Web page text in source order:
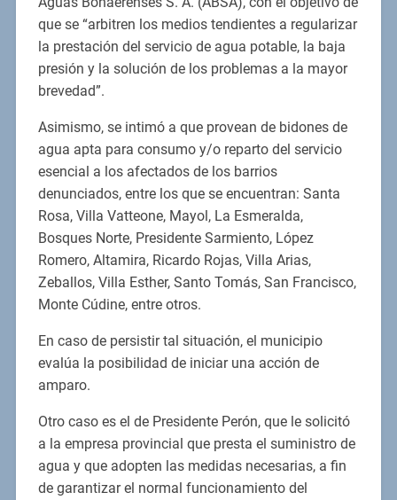
que se “arbitren los medios tendientes a regularizar
la prestación del servicio de agua potable, la baja
presión y la solución de los problemas a la mayor
brevedad”.
Asimismo, se intimó a que provean de bidones de
agua apta para consumo y/o reparto del servicio
esencial a los afectados de los barrios
denunciados, entre los que se encuentran: Santa
Rosa, Villa Vatteone, Mayol, La Esmeralda,
Bosques Norte, Presidente Sarmiento, López
Romero, Altamira, Ricardo Rojas, Villa Arias,
Zeballos, Villa Esther, Santo Tomás, San Francisco,
Monte Cúdine, entre otros.
En caso de persistir tal situación, el municipio
evalúa la posibilidad de iniciar una acción de
amparo.
Otro caso es el de Presidente Perón, que le solicitó
a la empresa provincial que presta el suministro de
agua y que adopten las medidas necesarias, a fin
de garantizar el normal funcionamiento del